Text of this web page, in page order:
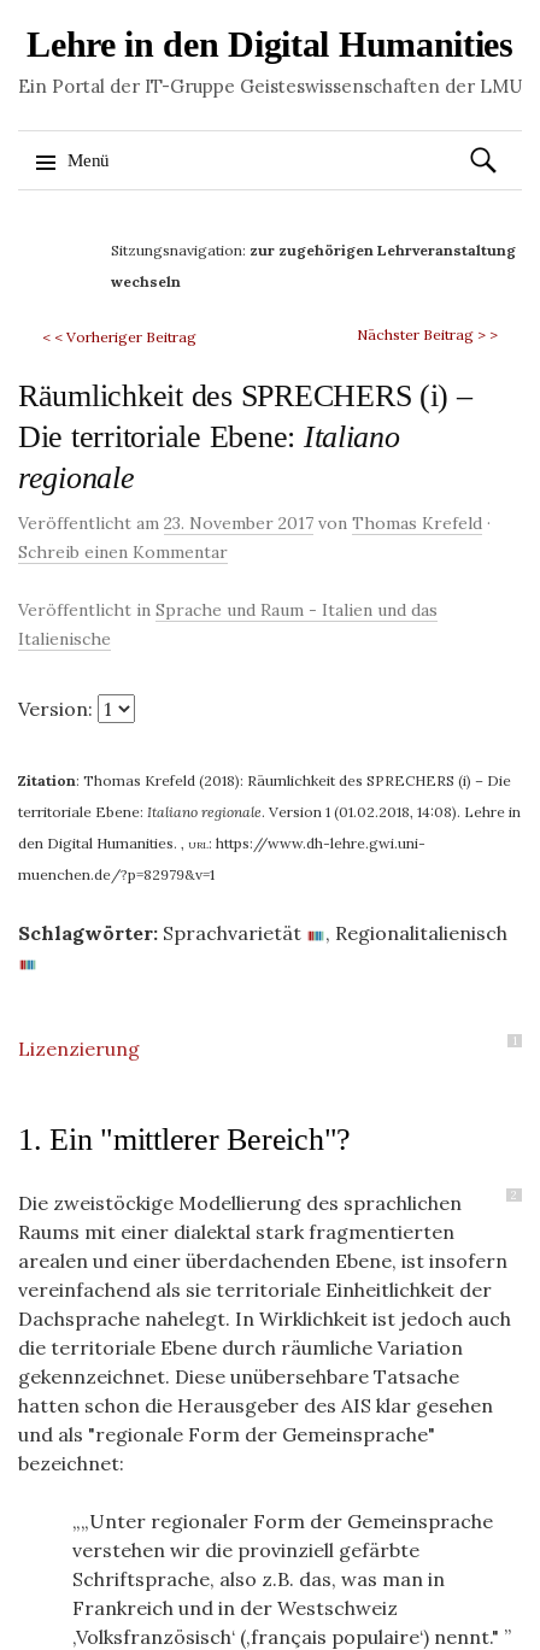
Lehre in den Digital Humanities
Ein Portal der IT-Gruppe Geisteswissenschaften der LMU
Menü
Suchen
nach:
Sitzungsnavigation: zur zugehörigen Lehrveranstaltung
wechseln
< < Vorheriger Beitrag Nächster Beitrag > >
Räumlichkeit des SPRECHERS (i) –
Die territoriale Ebene: Italiano
regionale
Veröffentlicht am 23. November 2017 von Thomas Krefeld ·
Schreib einen Kommentar
Veröffentlicht in Sprache und Raum - Italien und das
Italienische
Version:
Zitation: Thomas Krefeld (2018): Räumlichkeit des SPRECHERS (i) – Die
territoriale Ebene: Italiano regionale. Version 1 (01.02.2018, 14:08). Lehre in
den Digital Humanities. , url: https://www.dh-lehre.gwi.uni-
muenchen.de/?p=82979&v=1
Schlagwörter: Sprachvarietät , Regionalitalienisch
1
Lizenzierung
1. Ein "mittlerer Bereich"?
2
Die zweistöckige Modellierung des sprachlichen
Raums mit einer dialektal stark fragmentierten
arealen und einer überdachenden Ebene, ist insofern
vereinfachend als sie territoriale Einheitlichkeit der
Dachsprache nahelegt. In Wirklichkeit ist jedoch auch
die territoriale Ebene durch räumliche Variation
gekennzeichnet. Diese unübersehbare Tatsache
hatten schon die Herausgeber des AIS klar gesehen
und als "regionale Form der Gemeinsprache"
bezeichnet:
„Unter regionaler Form der Gemeinsprache
verstehen wir die provinziell gefärbte
Schriftsprache, also z.B. das, was man in
Frankreich und in der Westschweiz
‚Volksfranzösisch‘ (‚français populaire‘) nennt."